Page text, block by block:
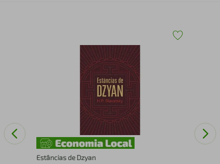
Estâncias de Dzyan